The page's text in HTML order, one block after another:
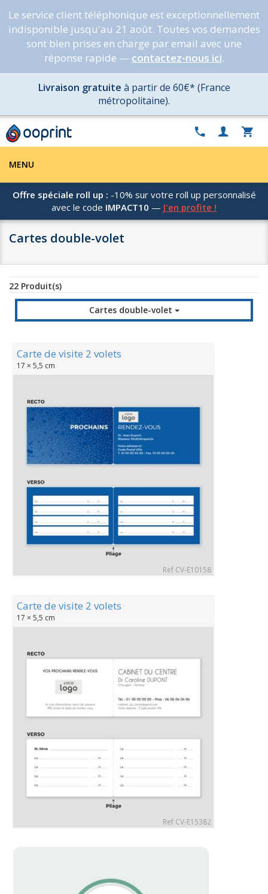
Le service client téléphonique est exceptionnellement
indisponible jusqu'au 21 août. Toutes vos demandes
sont bien prises en charge par email avec une
réponse rapide — contactez-nous ici.
Livraison gratuite à partir de 60€* (France
métropolitaine).
MENU
Offre spéciale roll up : -10% sur votre roll up personnalisé
avec le code IMPACT10 — J'en profite !
Cartes double-volet
22 Produit(s)
Cartes double-volet
Carte de visite 2 volets
17 × 5,5 cm
Ref CV-E10158
Carte de visite 2 volets
17 × 5,5 cm
Ref CV-E15382